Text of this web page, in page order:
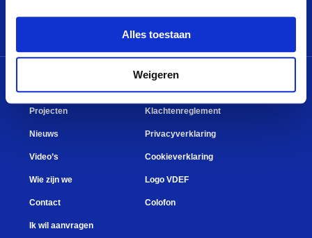
Alles toestaan
Weigeren
MENU
Projecten
Nieuws
Video’s
Wie zijn we
Contact
Ik wil aanvragen
QUICK LINKS
Klachtenreglement
Privacyverklaring
Cookieverklaring
Logo VDEF
Colofon